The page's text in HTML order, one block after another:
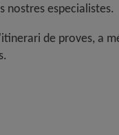
nostres especialistes.
de proves, a